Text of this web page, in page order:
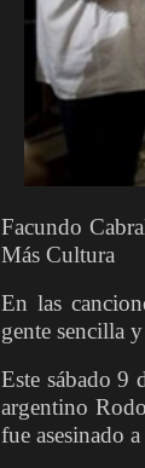
Facundo
Más Cultura
En las
gente sencilla
Este sábado 9
argentino
fue asesinado